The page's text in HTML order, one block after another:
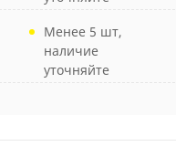
Менее 5 шт,
наличие
уточняйте